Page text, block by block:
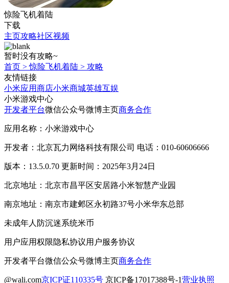
惊险飞机着陆
下载
主页攻略社区视频
暂时没有攻略~
首页 >惊险飞机着陆 > 攻略
友情链接
小米应用商店小米商城英雄互娱
小米游戏中心
开发者平台微信公众号微博主页商务合作
应用名称：小米游戏中心
开发者：北京瓦力网络科技有限公司 电话：010-60606666
版本：13.5.0.70 更新时间：2025年3月24日
北京地址：北京市昌平区安居路小米智慧产业园
南京地址：南京市建邺区永初路37号小米华东总部
未成年人防沉迷系统米币
用户应用权限隐私协议用户服务协议
开发者平台微信公众号微博主页商务合作
@wali.com京ICP证110335号 京ICP备17017388号-1营业执照